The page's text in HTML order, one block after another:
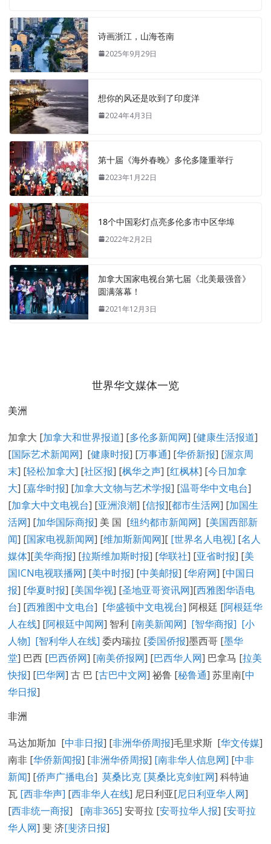
诗画浙江，山海苍南
2025年9月29日
想你的风还是吹到了印度洋
2024年4月3日
第十届《海外春晚》多伦多隆重举行
2023年1月22日
18个中国彩灯点亮多伦多市中区华埠
2022年2月2日
加拿大国家电视台第七届《北美最强音》
圆满落幕！
2021年12月3日
世界华文媒体一览
美洲
加拿大 [加拿大和世界报道] [多伦多新闻网] [健康生活报道]
[国际艺术新闻网] [健康时报] [万事通] [华侨新报] [渥京周
末] [轻松加拿大] [社区报] [枫华之声] [红枫林] [今日加拿
大] [嘉华时报] [加拿大文物与艺术学报] [温哥华中文电台]
[加拿大中文电视台] [亚洲浪潮] [信报][都市生活网] [加国生
活网] [加华国际商报] 美 国 [纽约都市新闻网] [美国西部新
闻] [国家电视新闻网] [维加斯新闻网][ [世界名人电视] [名人
媒体][美华商报] [拉斯维加斯时报] [华联社] [亚省时报] [美
国ICN电视联播网] [美中时报] [中美邮报] [华府网] [中国日
报] [华夏时报] [美国华视] [圣地亚哥资讯网][西雅图华语电
台] [西雅图中文电台] [华盛顿中文电视台] 阿根廷 [阿根廷华
人在线] [阿根廷中闻网] 智利 [南美新闻网] [智华商报] [小
人物] [智利华人在线] 委内瑞拉 [委国侨报]墨西哥 [墨华
堂] 巴西 [巴西侨网] [南美侨报网] [巴西华人网] 巴拿马 [拉美
快报] [巴华网] 古 巴 [古巴中文网] 祕鲁 [秘鲁通] 苏里南[中
华日报]
非洲
马达加斯加 [中非日报] [非洲华侨周报]毛里求斯 [华文传媒]
南非 [华侨新闻报] [非洲华侨周报] [南非华人信息网] [中非
新闻] [侨声广播电台]莫桑比克 [莫桑比克剑虹网] 科特迪
瓦 [西非华声] [西非华人在线] 尼日利亚[尼日利亚华人网]
[西非统一商报] [南非365] 安哥拉 [安哥拉华人报] [安哥拉
华人网] 斐 济[斐济日报]